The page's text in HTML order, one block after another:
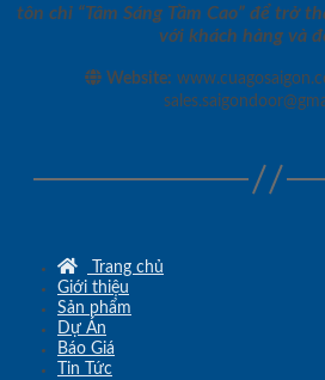
tôn chỉ “Tâm Sáng Tầm Cao” để trở
với khách hàng và
Website:
Trang chủ
Giới thiệu
Sản phẩm
Dự Án
Báo Giá
Tin Tức